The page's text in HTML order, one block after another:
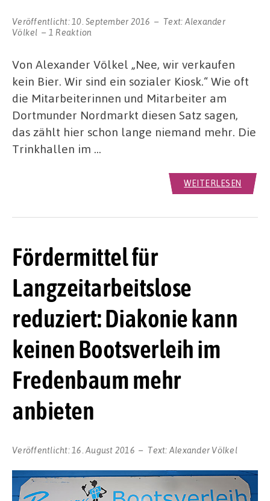
Veröffentlicht: 10. September 2016 Text: Alexander
Völkel
1 Reaktion
Von Alexander Völkel „Nee, wir verkaufen
kein Bier. Wir sind ein sozialer Kiosk.“ Wie oft
die Mitarbeiterinnen und Mitarbeiter am
Dortmunder Nordmarkt diesen Satz sagen,
das zählt hier schon lange niemand mehr. Die
Trinkhallen im …
WEITERLESEN
Fördermittel für
Langzeitarbeitslose
reduziert: Diakonie kann
keinen Bootsverleih im
Fredenbaum mehr
anbieten
Veröffentlicht: 16. August 2016 Text: Alexander Völkel